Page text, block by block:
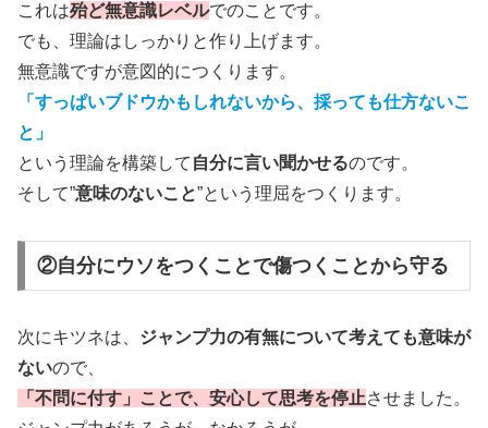
これは殆ど無意識レベルでのことです。
でも、理論はしっかりと作り上げます。
無意識ですが意図的につくります。
「すっぱいブドウかもしれないから、採っても仕方ないこ
と」
という理論を構築して 自分に言い聞かせるのです。
そして”意味のないこと”という理屈をつくります。
②自分にウソをつくことで傷つくことから守る
次にキツネは、 ジャンプ力の有無について考えても意味が
ないので、
「不問に付す」ことで、安心して思考を停止させました。